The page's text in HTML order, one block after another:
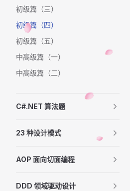
初级篇（三）
初级篇（四）
初级篇（五）
中高级篇（一）
中高级篇（二）
C#.NET 算法题
23 种设计模式
AOP 面向切面编程
DDD 领域驱动设计